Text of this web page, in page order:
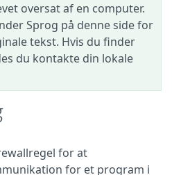
oversat af en computer.
Sprog på denne side for
tekst. Hvis du finder
du kontakte din lokale
for at
for et program i